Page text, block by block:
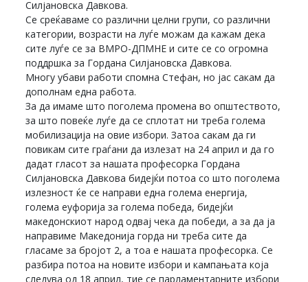
Силјановска Давкова.
Се среќаваме со различни целни групи, со различни
категории, возрасти на луѓе можам да кажам дека
сите луѓе се за ВМРО-ДПМНЕ и сите се со огромна
поддршка за Гордана Силјановска Давкова.
Многу убави работи спомна Стефан, но јас сакам да
дополнам една работа.
За да имаме што поголема промена во општеството,
за што повеќе луѓе да се сплотат ни треба голема
мобилизација на овие избори. Затоа сакам да ги
повикам сите граѓани да излезат на 24 април и да го
дадат гласот за нашата професорка Гордана
Силјановска Давкова бидејќи потоа со што поголема
излезност ќе се направи една голема енергија,
голема еуфорија за голема победа, бидејќи
македонскиот народ одвај чека да победи, а за да ја
направиме Македонија горда ни треба сите да
гласаме за бројот 2, а тоа е нашата професорка. Се
разбира потоа на новите избори и кампањата која
следува од 18 април, тие се парламентарните избори